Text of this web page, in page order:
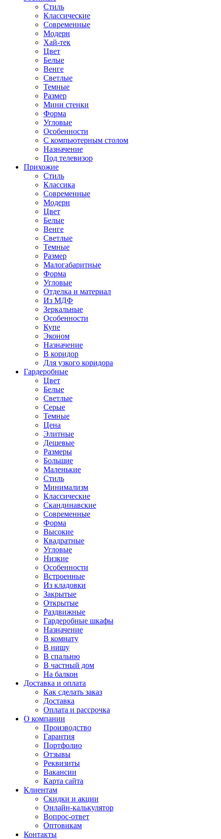
Стиль
Классические
Современные
Модерн
Хай-тек
Цвет
Белые
Венге
Светлые
Темные
Размер
Мини стенки
Форма
Угловые
Особенности
С компьютерным столом
Назначение
Под телевизор
Прихожие
Стиль
Классика
Современные
Модерн
Цвет
Белые
Венге
Светлые
Темные
Размер
Малогабаритные
Форма
Угловые
Отделка и материал
Из МДФ
Зеркальные
Особенности
Купе
Эконом
Назначение
В коридор
Для узкого коридора
Гардеробные
Цвет
Белые
Светлые
Серые
Темные
Цена
Элитные
Дешевые
Размеры
Большие
Маленькие
Стиль
Минимализм
Классические
Скандинавские
Современные
Форма
Высокие
Квадратные
Угловые
Низкие
Особенности
Встроенные
Из кладовки
Закрытые
Открытые
Раздвижные
Гардеробные шкафы
Назначение
В комнату
В нишу
В спальню
В частный дом
На балкон
Доставка и оплата
Как сделать заказ
Доставка
Оплата и рассрочка
О компании
Производство
Гарантия
Портфолио
Отзывы
Реквизиты
Вакансии
Карта сайта
Клиентам
Скидки и акции
Онлайн-калькулятор
Вопрос-ответ
Оптовикам
Контакты